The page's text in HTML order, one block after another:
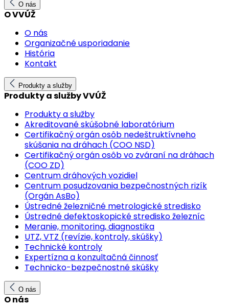
O nás
O VVÚŽ
O nás
Organizačné usporiadanie
História
Kontakt
Produkty a služby
Produkty a služby VVÚŽ
Produkty a služby
Akreditované skúšobné laboratórium
Certifikačný orgán osôb nedeštruktívneho
skúšania na dráhach (COO NSD)
Certifikačný orgán osôb vo zváraní na dráhach
(COO ZD)
Centrum dráhových vozidiel
Centrum posudzovania bezpečnostných rizík
(Orgán AsBo)
Ústredné železničné metrologické stredisko
Ústredné defektoskopické stredisko železníc
Meranie, monitoring, diagnostika
UTZ, VTZ (revízie, kontroly, skúšky)
Technické kontroly
Expertízna a konzultačná činnosť
Technicko-bezpečnostné skúšky
O nás
O nás